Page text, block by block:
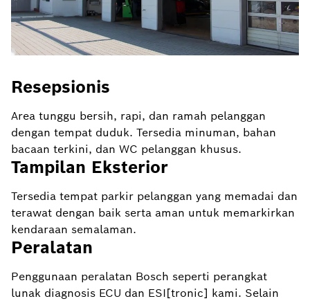
Resepsionis
Area tunggu bersih, rapi, dan ramah pelanggan
dengan tempat duduk. Tersedia minuman, bahan
bacaan terkini, dan WC pelanggan khusus.
Tampilan Eksterior
Tersedia tempat parkir pelanggan yang memadai dan
terawat dengan baik serta aman untuk memarkirkan
kendaraan semalaman.
Peralatan
Penggunaan peralatan Bosch seperti perangkat
lunak diagnosis ECU dan ESI[tronic] kami. Selain